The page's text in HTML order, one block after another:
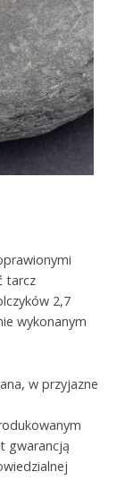
tarcz
2,7
wykonanym
w przyjazne
gwarancją